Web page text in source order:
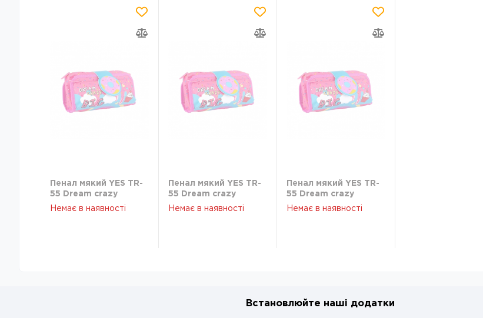
Пенал мякий YES TR-
55 Dream crazy
532917
Немає в наявності
Пенал мякий YES TR-
55 Dream crazy
532917
Немає в наявності
Пенал мякий YES TR-
55 Dream crazy
532917
Немає в наявності
Встановлюйте наші додатки